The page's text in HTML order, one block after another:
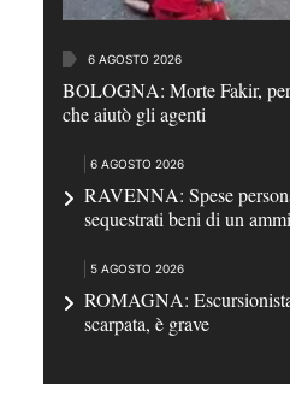
6 AGOSTO 2026
BOLOGNA: Morte Fakir,
che aiutò gli agenti
6 AGOSTO 2026
RAVENNA: Spese
sequestrati beni di un
5 AGOSTO 2026
ROMAGNA:
scarpata, è grave